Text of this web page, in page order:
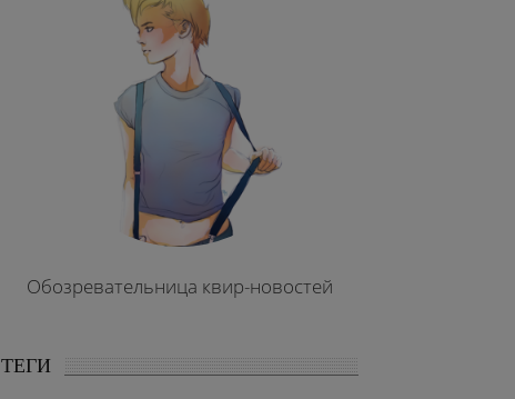
Обозревательница квир-новостей
ТЕГИ